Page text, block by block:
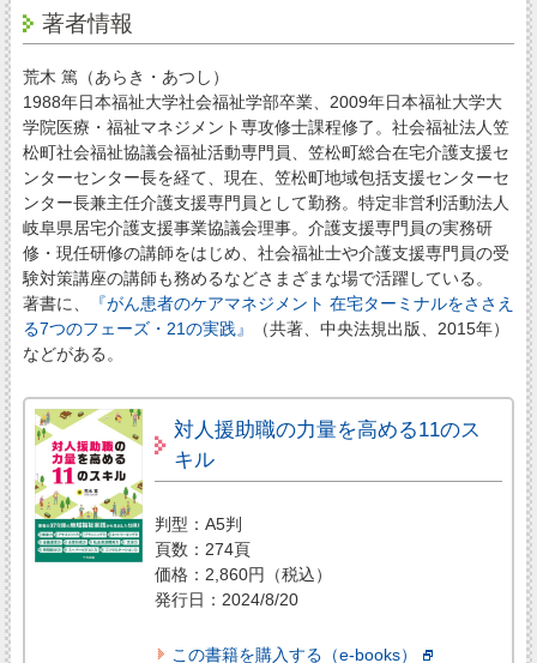
著者情報
荒木 篤（あらき・あつし）
1988年日本福祉大学社会福祉学部卒業、2009年日本福祉大学大
学院医療・福祉マネジメント専攻修士課程修了。社会福祉法人笠
松町社会福祉協議会福祉活動専門員、笠松町総合在宅介護支援セ
ンターセンター長を経て、現在、笠松町地域包括支援センターセ
ンター長兼主任介護支援専門員として勤務。特定非営利活動法人
岐阜県居宅介護支援事業協議会理事。介護支援専門員の実務研
修・現任研修の講師をはじめ、社会福祉士や介護支援専門員の受
験対策講座の講師も務めるなどさまざまな場で活躍している。
著書に、
『がん患者のケアマネジメント 在宅ターミナルをささえ
る7つのフェーズ・21の実践』
（共著、中央法規出版、2015年）
などがある。
対人援助職の力量を高める11のス
キル
判型：A5判
頁数：274頁
価格：2,860円（税込）
発行日：2024/8/20
この書籍を購入する（e-books）